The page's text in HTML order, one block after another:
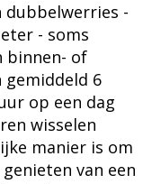
dubbelwerries -
- soms
binnen- of
gemiddeld 6
op een dag
wisselen
manier is om
van een